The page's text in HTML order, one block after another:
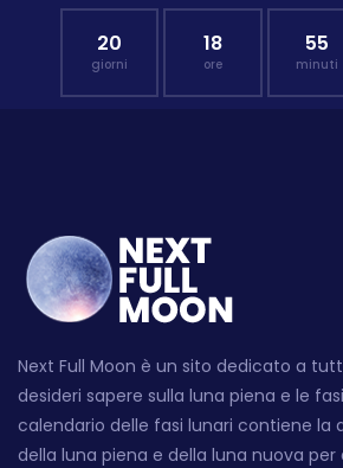
20
giorni
18
ore
55
minuti
Next Full Moon è un sito dedicato a
desideri sapere sulla luna piena e le
calendario delle fasi lunari contiene la
della luna piena e della luna nuova per